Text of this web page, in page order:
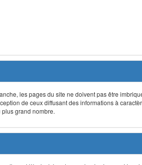
les pages du site ne doivent pas être
de ceux diffusant des informations à
grand nombre.